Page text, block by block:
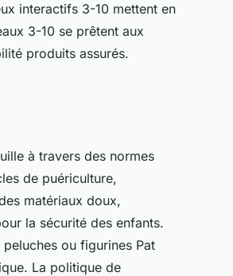
interactifs 3-10 mettent en
3-10 se prêtent aux
produits assurés.
à travers des normes
de puériculture,
matériaux doux,
la sécurité des enfants.
ou figurines Pat
La politique de